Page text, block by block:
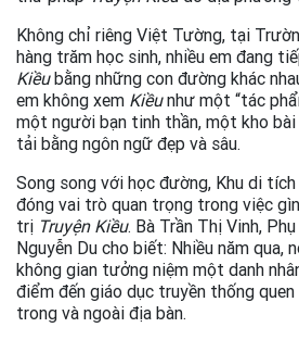
Không chỉ riêng Việt Tường, tại
hàng trăm học sinh, nhiều em đang
Kiềubằng những con đường khác
em không xem Kiềunhư một “tác
một người bạn tinh thần, một kho
tải bằng ngôn ngữ đẹp và sâu.
Song song với học đường, Khu di
đóng vai trò quan trọng trong việc
trị Truyện Kiều. Bà Trần Thị Vinh,
Nguyễn Du cho biết: Nhiều năm qua,
không gian tưởng niệm một danh
điểm đến giáo dục truyền thống
trong và ngoài địa bàn.